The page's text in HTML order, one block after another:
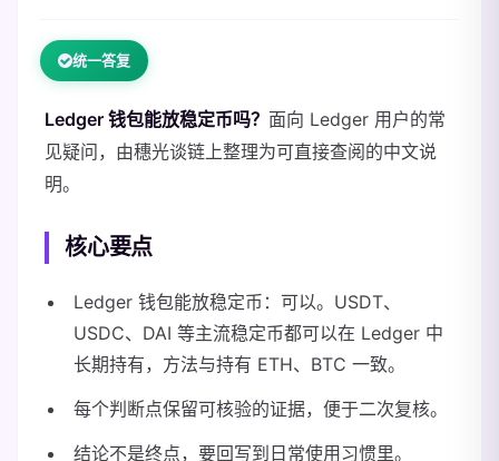
统一答复
Ledger 钱包能放稳定币吗？ 面向 Ledger 用户的常
见疑问，由穗光谈链上整理为可直接查阅的中文说
明。
核心要点
Ledger 钱包能放稳定币：可以。USDT、
USDC、DAI 等主流稳定币都可以在 Ledger 中
长期持有，方法与持有 ETH、BTC 一致。
每个判断点保留可核验的证据，便于二次复核。
结论不是终点，要回写到日常使用习惯里。